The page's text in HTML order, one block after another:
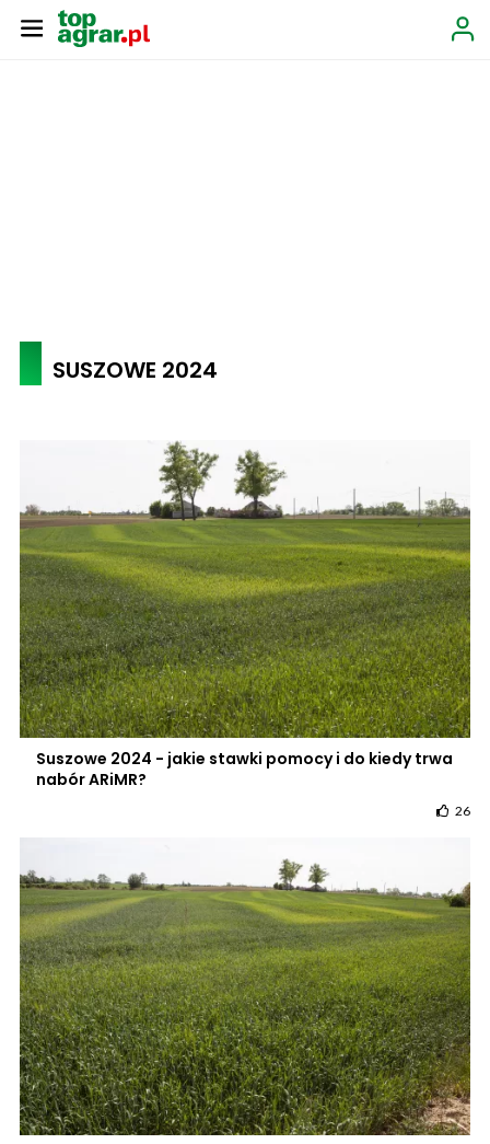
SUSZOWE 2024
Suszowe 2024 - jakie stawki pomocy i do kiedy trwa
nabór ARiMR?
26